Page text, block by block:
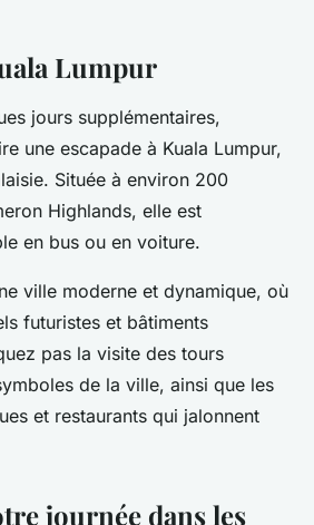
Lumpur
jours supplémentaires,
une escapade à Kuala Lumpur,
Située à environ 200
Highlands, elle est
en bus ou en voiture.
ville moderne et dynamique, où
futuristes et bâtiments
pas la visite des tours
de la ville, ainsi que les
et restaurants qui jalonnent
journée dans les